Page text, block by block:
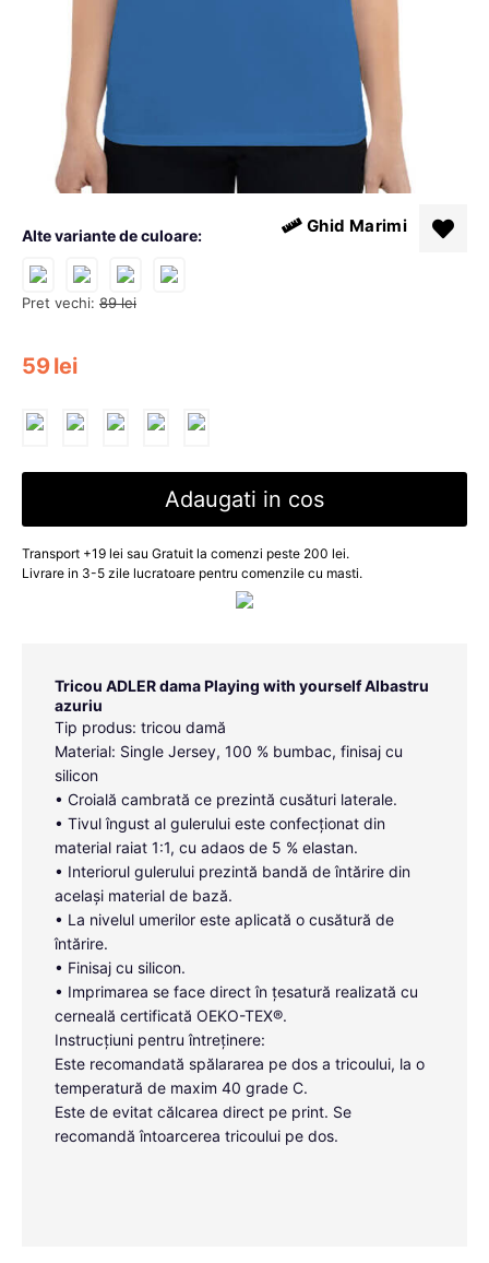
Pret vechi: 89 lei
59lei
Alte variante de culoare: Ghid Marimi
Adaugati in cos
Transport +19 lei sau Gratuit la comenzi peste 200 lei.
Livrare in 3-5 zile lucratoare pentru comenzile cu masti.
Tricou ADLER dama Playing with yourself Albastru
azuriu
Tip produs: tricou damă
Material: Single Jersey, 100 % bumbac, finisaj cu
silicon
• Croială cambrată ce prezintă cusături laterale.
• Tivul îngust al gulerului este confecționat din
material raiat 1:1, cu adaos de 5 % elastan.
• Interiorul gulerului prezintă bandă de întărire din
același material de bază.
• La nivelul umerilor este aplicată o cusătură de
întărire.
• Finisaj cu silicon.
• Imprimarea se face direct în țesatură realizată cu
cerneală certificată OEKO-TEX®.
Instrucțiuni pentru întreținere:
Este recomandată spălararea pe dos a tricoului, la o
temperatură de maxim 40 grade C.
Este de evitat călcarea direct pe print. Se
recomandă întoarcerea tricoului pe dos.